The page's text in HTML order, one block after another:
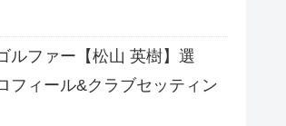
ルファー【松山 英樹】選
ィール&クラブセッティン